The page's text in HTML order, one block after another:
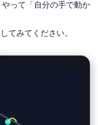
ていること…。多く
たんじゃよ。それま
無欠でツルツルな
見られなかった宇宙
あり方そのものを根
ゃ。ガリレオが天体
2009年は「国際天
って「自分の手で動か
てみてください。